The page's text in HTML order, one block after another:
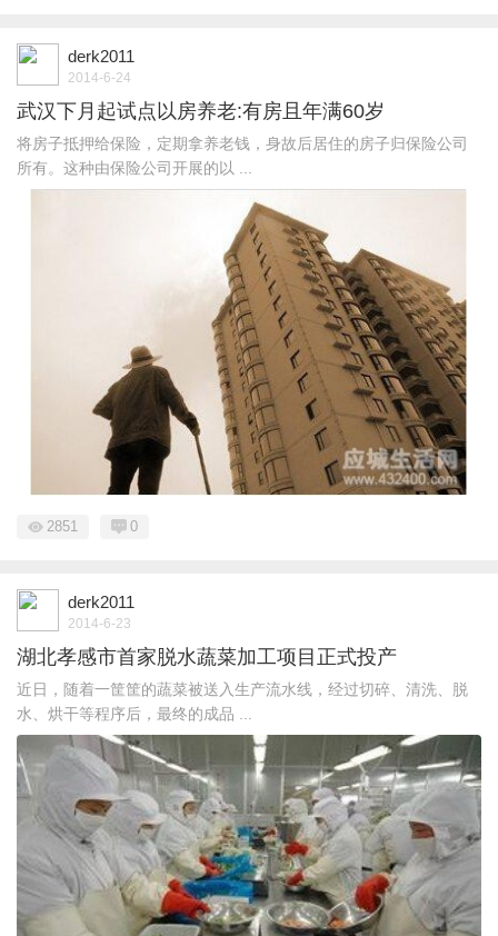
derk2011
2014-6-24
武汉下月起试点以房养老:有房且年满60岁
将房子抵押给保险，定期拿养老钱，身故后居住的房子归保险公司
所有。这种由保险公司开展的以 ...
2851 0
derk2011
2014-6-23
湖北孝感市首家脱水蔬菜加工项目正式投产
近日，随着一筐筐的蔬菜被送入生产流水线，经过切碎、清洗、脱
水、烘干等程序后，最终的成品 ...